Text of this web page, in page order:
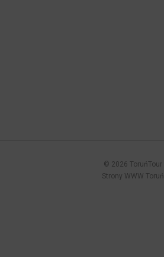
© 2026 ToruńTour
Strony WWW Toruń